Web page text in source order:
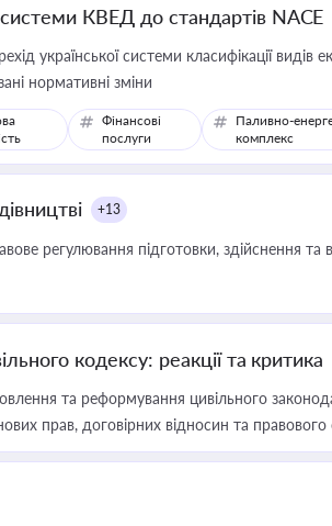
системи КВЕД до стандартів NACE
української системи класифікації видів
нормативні зміни
Фінансові
послуги
Паливно-
комплекс
+13
регулювання підготовки, здійснення та
кодексу: реакції та критика
та реформування цивільного
прав, договірних відносин та правового